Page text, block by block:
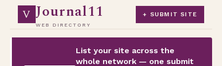
V Journal11
WEB DIRECTORY
+ SUBMIT SITE
List your site across the
whole network — one submit